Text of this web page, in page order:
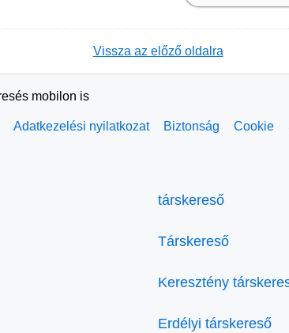
Vissza az előző oldalra
mobilon is
Adatkezelési nyilatkozat Biztonság Cookie
társkereső
Társkereső
Keresztény
Erdélyi társkereső